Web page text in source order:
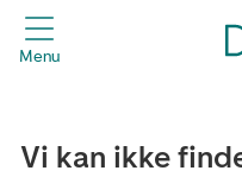
header.title
Menu
Vi kan ikke